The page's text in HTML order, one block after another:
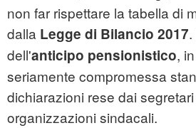
non far rispettare la tabella di
dalla Legge di Bilancio 2017
dell'anticipo pensionistico,
seriamente compromessa
dichiarazioni rese dai
organizzazioni sindacali.